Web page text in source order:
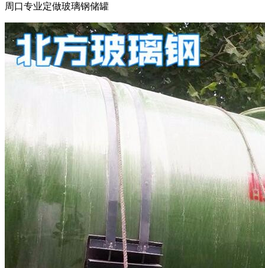
周口专业定做玻璃钢储罐